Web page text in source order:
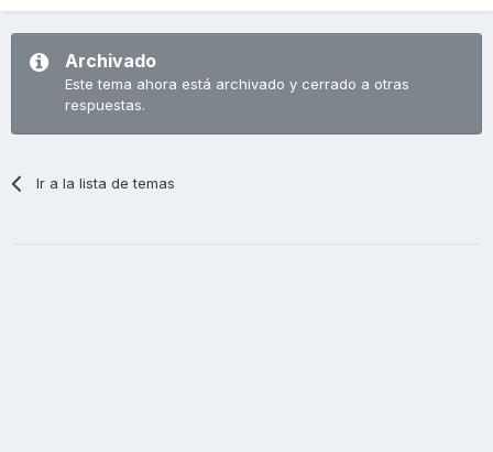
Archivado
Este tema ahora está archivado y cerrado a otras
respuestas.
Ir a la lista de temas